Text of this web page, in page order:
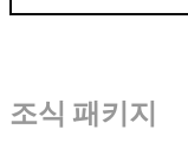
조식 패키지